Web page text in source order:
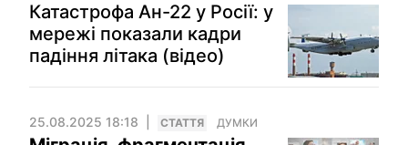
Катастрофа Ан-22 у Росії: у
мережі показали кадри
падіння літака (відео)
25.08.2025 18:18 СТАТТЯ ДУМКИ